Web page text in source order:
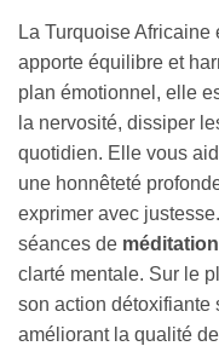
La Turquoise
apporte équilibre et
plan émotionnel, elle
la nervosité, dissiper
quotidien. Elle vous
une honnêteté
exprimer avec
séances de méditation
clarté mentale. Sur le
son action détoxifiante
améliorant la qualité